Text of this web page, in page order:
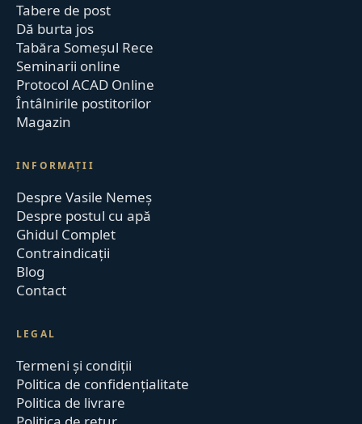
Tabere de post
Dă burta jos
Tabăra Someșul Rece
Seminarii online
Protocol ACAD Online
Întâlnirile postitorilor
Magazin
INFORMAȚII
Despre Vasile Nemeș
Despre postul cu apă
Ghidul Complet
Contraindicații
Blog
Contact
LEGAL
Termeni și condiții
Politica de confidențialitate
Politica de livrare